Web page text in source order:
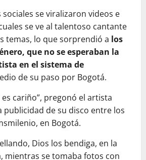
se viralizaron videos e
se ve al talentoso cantante
temas, lo que sorprendió a los
que no se esperaban la
en el sistema de
de su paso por Bogotá.
cariño”, pregonó el artista
de su disco entre los
en Bogotá.
Dios los bendiga, en la
mientras se tomaba fotos con